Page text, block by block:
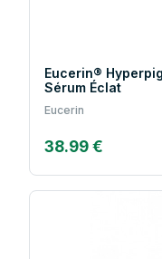
Eucerin®
Sérum Éclat
Eucerin
38.99 €